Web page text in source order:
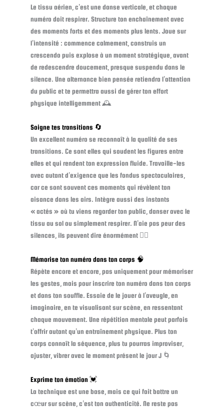
Le tissu aérien, c’est une danse verticale, et chaque
numéro doit respirer. Structure ton enchaînement avec
des moments forts et des moments plus lents. Joue sur
l’intensité : commence calmement, construis un
crescendo puis explose à un moment stratégique, avant
de redescendre doucement, presque suspendu dans le
silence. Une alternance bien pensée retiendra l’attention
du public et te permettra aussi de gérer ton effort
physique intelligemment 🕰️
Soigne tes transitions 🔄
Un excellent numéro se reconnaît à la qualité de ses
transitions. Ce sont elles qui soudent les figures entre
elles et qui rendent ton expression fluide. Travaille-les
avec autant d’exigence que les fondus spectaculaires,
car ce sont souvent ces moments qui révèlent ton
aisance dans les airs. Intègre aussi des instants
« actés » où tu viens regarder ton public, danser avec le
tissu au sol ou simplement respirer. N’aie pas peur des
silences, ils peuvent dire énormément 😮‍💨
Mémorise ton numéro dans ton corps 🧠
Répète encore et encore, pas uniquement pour mémoriser
les gestes, mais pour inscrire ton numéro dans ton corps
et dans ton souffle. Essaie de le jouer à l’aveugle, en
imaginaire, en te visualisant sur scène, en ressentant
chaque mouvement. Une répétition mentale peut parfois
t’offrir autant qu’un entraînement physique. Plus ton
corps connaît la séquence, plus tu pourras improviser,
ajuster, vibrer avec le moment présent le jour J 🌀
Exprime ton émotion 💓
La technique est une base, mais ce qui fait battre un
cœur sur scène, c’est ton authenticité. Ne reste pas